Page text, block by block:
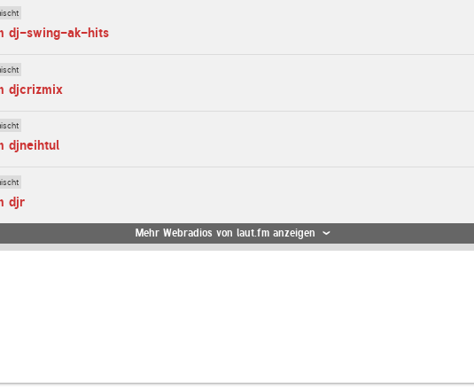
dj-swing-ak-hits
djcrizmix
djneihtul
djr
Mehr Webradios von laut.fm anzeigen